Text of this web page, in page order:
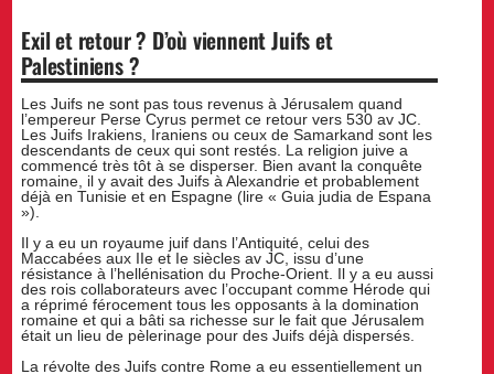
Exil et retour ? D’où viennent Juifs et
Palestiniens ?
Les Juifs ne sont pas tous revenus à Jérusalem quand
l’empereur Perse Cyrus permet ce retour vers 530 av JC.
Les Juifs Irakiens, Iraniens ou ceux de Samarkand sont les
descendants de ceux qui sont restés. La religion juive a
commencé très tôt à se disperser. Bien avant la conquête
romaine, il y avait des Juifs à Alexandrie et probablement
déjà en Tunisie et en Espagne (lire « Guia judia de Espana
»).
Il y a eu un royaume juif dans l’Antiquité, celui des
Maccabées aux IIe et Ie siècles av JC, issu d’une
résistance à l’hellénisation du Proche-Orient. Il y a eu aussi
des rois collaborateurs avec l’occupant comme Hérode qui
a réprimé férocement tous les opposants à la domination
romaine et qui a bâti sa richesse sur le fait que Jérusalem
était un lieu de pèlerinage pour des Juifs déjà dispersés.
La révolte des Juifs contre Rome a eu essentiellement un